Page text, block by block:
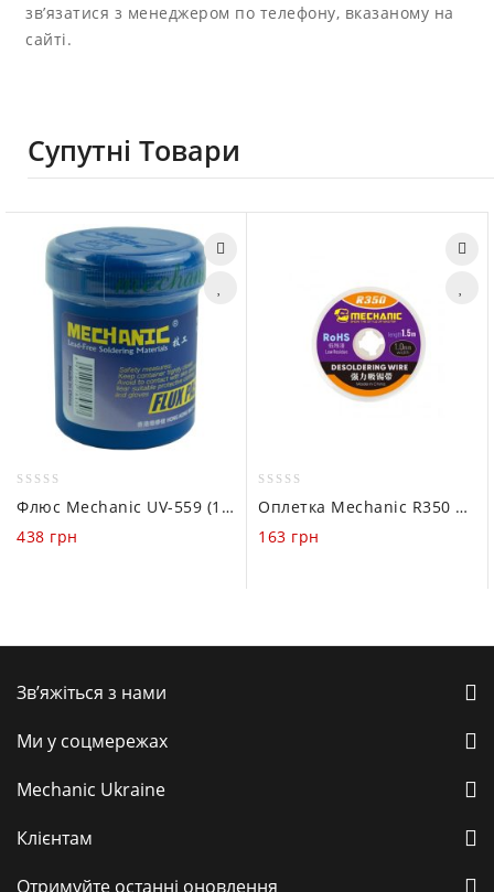
зв’язатися з менеджером по телефону, вказаному на
сайті.
Супутні Товари
out
of
Флюс Mechanic UV-559 (100g)
438 грн
out
of
Оплетка Mechanic R350 1015 (1mm / 1.5m)
163 грн
Зв’яжіться з нами
Ми у соцмережах
Mechanic Ukraine
Клієнтам
Отримуйте останні оновлення